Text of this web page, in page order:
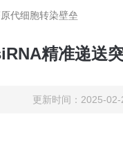
代细胞转染壁垒
精准递送
更新时间：2025-